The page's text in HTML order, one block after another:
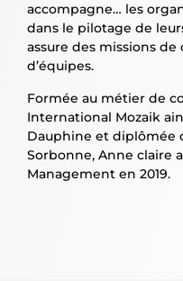
accompagne… les
dans le pilotage de
assure des missions
d’équipes.
Formée au métier de
International Mozaik
Dauphine et diplômée
Sorbonne, Anne claire
Management en 2019.